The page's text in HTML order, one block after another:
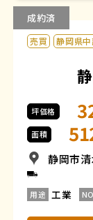
成約済
売買 静岡県
坪価格
面積
静岡市
用途 工業 NO